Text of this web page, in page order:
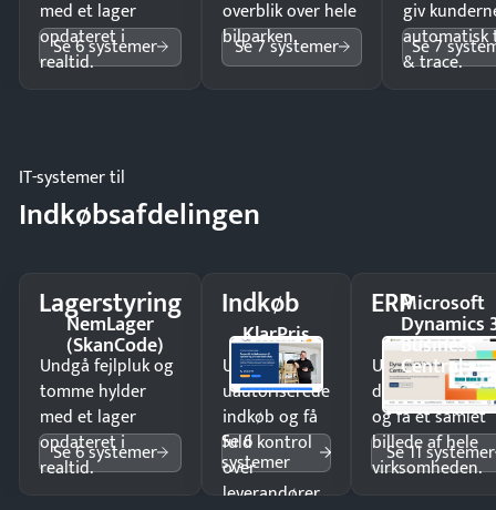
med et lager
opdateret i
realtid.
Se 6 systemer
overblik over hele
bilparken.
Se 7 systemer
giv
automatisk
& trace.
Se 7
IT-systemer til
Indkøbsafdelingen
Lagerstyring
NemLager
(SkanCode)
Undgå fejlpluk og
tomme hylder
med et lager
opdateret i
realtid.
Se 6 systemer
Indkøb
KlarPris
Undgå
uautoriserede
indkøb og få
fuld kontrol
over
leverandører
Se 6
systemer
ERPMicrosoft
Dynamics
Business
Central
Undgå
og få ét samlet
billede af hele
virksomheden.
Se 11 systemer